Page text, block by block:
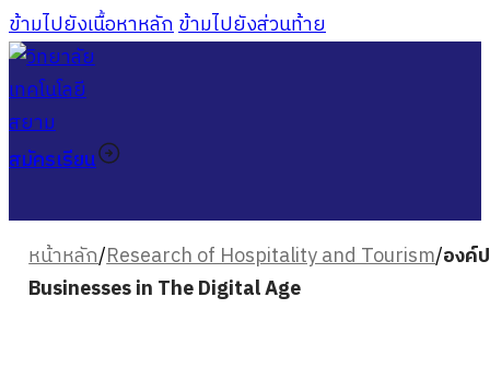
ข้ามไปยังเนื้อหาหลักข้ามไปยังส่วนท้าย
สมัครเรียน
หน้าหลัก/Research of Hospitality and Tourism/องค์
Businesses in The Digital Age